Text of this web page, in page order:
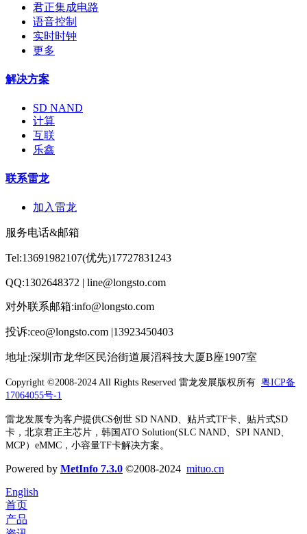
君正集成电路
语音控制
实时时钟
更多
解决方案
SD NAND
计算
互联
乐鑫
联系雷龙
加入雷龙
服务电话&邮箱
Tel:13691982107(优先)17727831243
QQ:1302648372 | line@longsto.com
对外联系邮箱:info@longsto.com
投诉:ceo@longsto.com |13923450403
地址:深圳市龙华区民治街道展滔科技大厦B座1907室
Copyright ©2008-2024 All Rights Reserved 雷龙发展版权所有 粤ICP备
17064055号-1
雷龙发展专为客户提供CS创世 SD NAND、贴片式TF卡、贴片式SD
卡，北京君正主芯片，韩国ATO Solution(SLC NAND、SPI NAND、
MCP）eMMC，小容量TF卡解决方案。
Powered by MetInfo 7.3.0 ©2008-2024 mituo.cn
English
首页
产品